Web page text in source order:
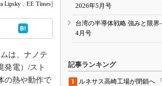
Lipsky ， EE Times]
は、ナノテ
発電）/スト
の熱や動作で
2026年5月号
台湾の半導体戦略 強みと限
4月号
記事ランキング
ルネサス高崎工場が閉鎖へ